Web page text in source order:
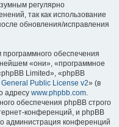
регулярно
так как использование
обновления/исправления
обеспечения
«они», «программное
Limited», «phpBB
Public License v2» (в
адресу www.phpbb.com.
обеспечения phpBB строго
конференций, и phpBB
администрация конференций